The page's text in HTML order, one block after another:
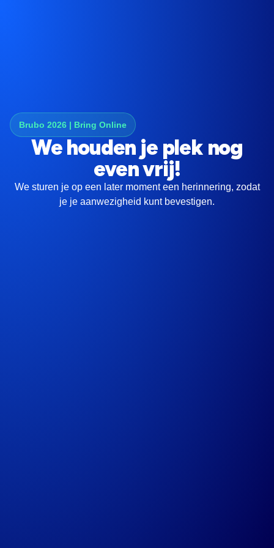
Brubo 2026 | Bring Online
We houden je plek nog
even vrij!
We sturen je op een later moment een herinnering, zodat
je je aanwezigheid kunt bevestigen.